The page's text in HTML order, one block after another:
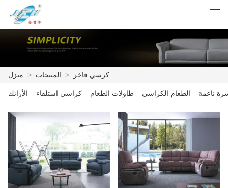
منزل
المنتجات
مصنع العرض
أخبار
العربية Deutsch Español
منزل > المنتجات > كرسي فاخر
الأرائك كراسي استلقاء طاولات الطعام الطعام الكراسي ناعمة